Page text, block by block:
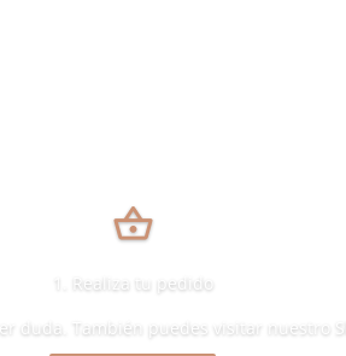
shopping_basket
1. Realiza tu pedido
duda. También puedes visitar nuestro